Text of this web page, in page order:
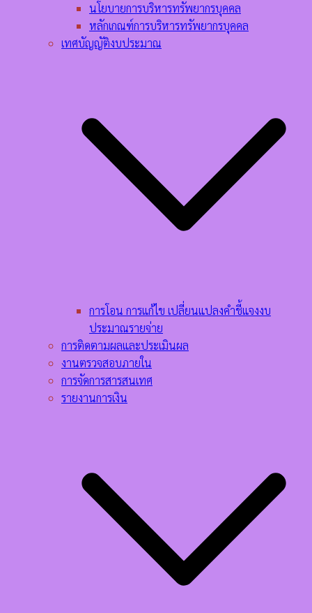
นโยบายการบริหารทรัพยากรบุคคล​
หลักเกณฑ์การบริหารทรัพยากรบุคคล​
เทศบัญญัติงบประมาณ
การโอน การแก้ไข เปลี่ยนแปลงคำชี้แจงงบ
ประมาณรายจ่าย
การติดตามผลและประเมินผล
งานตรวจสอบภายใน
การจัดการสารสนเทศ
รายงานการเงิน